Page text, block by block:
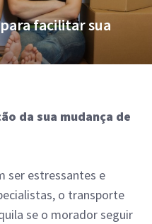
facilitar sua
da sua mudança de
ser estressantes e
o transporte
se o morador seguir